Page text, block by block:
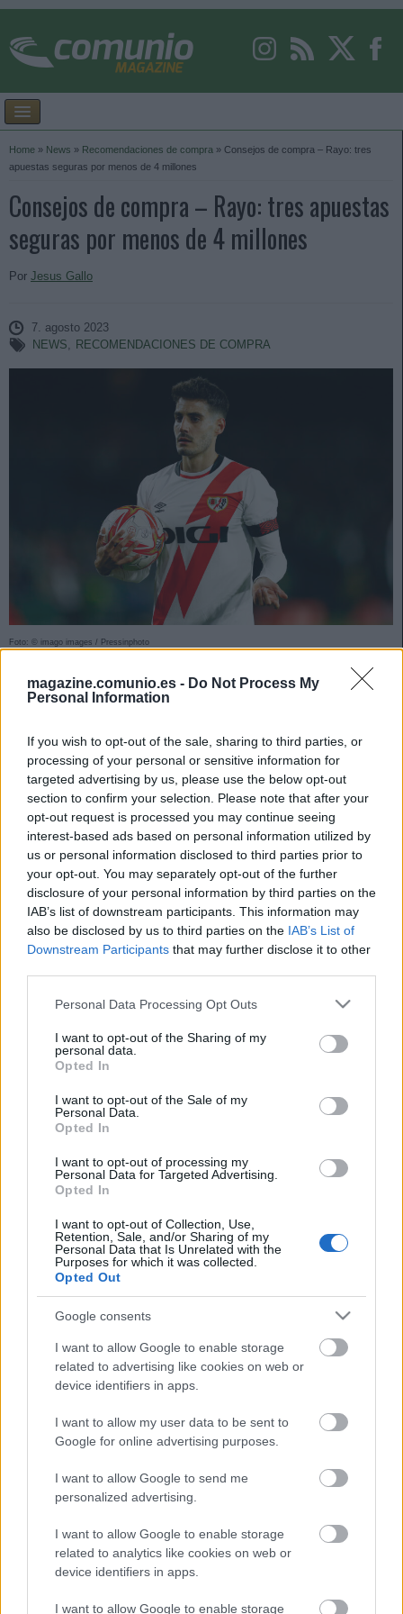
magazine.comunio.es - Do Not Process My
Personal Information
If you wish to opt-out of the sale, sharing to third parties, or
processing of your personal or sensitive information for
targeted advertising by us, please use the below opt-out
section to confirm your selection. Please note that after your
opt-out request is processed you may continue seeing
interest-based ads based on personal information utilized by
us or personal information disclosed to third parties prior to
your opt-out. You may separately opt-out of the further
disclosure of your personal information by third parties on the
IAB’s list of downstream participants. This information may
also be disclosed by us to third parties on the IAB’s List of
Downstream Participants that may further disclose it to other
Please note that this website/app uses one or more Google
not limited to your visit or usage behaviour. You may click to
grant or deny consent to Google and its third-party tags to
use your data for below specified purposes in below Google
consent section.
Personal Data Processing Opt Outs
I want to opt-out of the Sharing of my
personal data.
Opted In
I want to opt-out of the Sale of my
Personal Data.
Opted In
I want to opt-out of processing my
Personal Data for Targeted Advertising.
Opted In
I want to opt-out of Collection, Use,
Retention, Sale, and/or Sharing of my
Personal Data that Is Unrelated with the
Purposes for which it was collected.
Opted Out
Google consents
I want to allow Google to enable storage
related to advertising like cookies on web or
device identifiers in apps.
I want to allow my user data to be sent to
Google for online advertising purposes.
I want to allow Google to send me
personalized advertising.
I want to allow Google to enable storage
related to analytics like cookies on web or
device identifiers in apps.
I want to allow Google to enable storage
Home » News » Recomendaciones de compra » Consejos de compra – Rayo: tres
apuestas seguras por menos de 4 millones
Consejos de compra – Rayo: tres apuestas
seguras por menos de 4 millones
Por Jesus Gallo
7. agosto 2023
NEWS, RECOMENDACIONES DE COMPRA
Foto: © imago images / Pressinphoto
Francisco tras tres magníficos años con Iraola. Estos
tres jugadores franjirrojos deberían ser muy útiles
inferior a los 4 millones.
Alfonso ‘Pacha’ Espino (Defensa, 3.800.000)
El uruguayo es uno de los grandes fichajes rayistas para la
temporada y llega para sustituir a Fran García, quien tan
buen nivel ha dado en las últimas temporadas. Espino ha
demostrado de sobra su categoría en el Cádiz, en el que fue
el guardián del lateral izquierdo y rayando a gran nivel.
‘Pacha ha sumado 123, 148 y 142 puntos en sus tres años
como amarillo en Comunio y si no baja su rendimiento en
puede acercarse a esas cantidades al finalizar la
temporada. Por sus 3,8 millones de valor es una opción muy
sólida para reforzar su defensa..
Consejos de Compra - Athletic Club: cuatro leones
por menos de 3 millones
nueva temporada con la máxima
valen menos de 3 millones de
euros y pueden ser muy rentables
en Comunio.
Ivan Balliu (Defensa, 1.650.000)
El internacional por Albania ha sido el guardián de la banda
derecha de la defensa franjirroja en las últimas temporadas
y, salvo que salga del club en lo que queda de mercado de
verano, también lo será en la campaña 23/24.
Balliu disputó 37 partidos en LaLiga el curso pasado en los
que sumó 108 puntos, 14 menos que en la 21/22 cuando
suele tener un valor de mercado bajo, así que puede ser útil
para reforzar la defensa de tu equipo Comunio.